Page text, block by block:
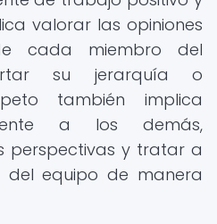
valorar las opiniones
cada miembro del
su jerarquía o
también implica
a los demás,
perspectivas y tratar a
del equipo de manera